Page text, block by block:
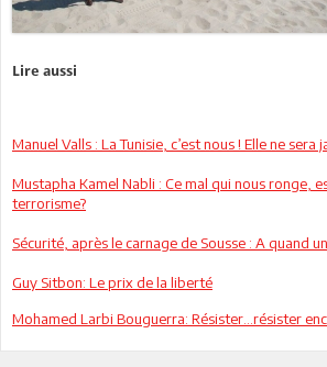
Lire aussi
Manuel Valls : La Tunisie, c’est nous ! Elle ne sera
Mustapha Kamel Nabli : Ce mal qui nous ronge,
terrorisme?
Sécurité, après le carnage de Sousse : A quand
Guy Sitbon: Le prix de la liberté
Mohamed Larbi Bouguerra: Résister…résister